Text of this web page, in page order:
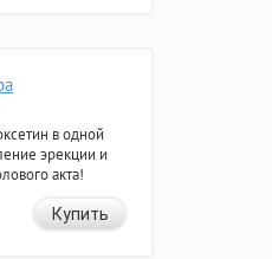
в одной
эрекции и
акта!
Купить